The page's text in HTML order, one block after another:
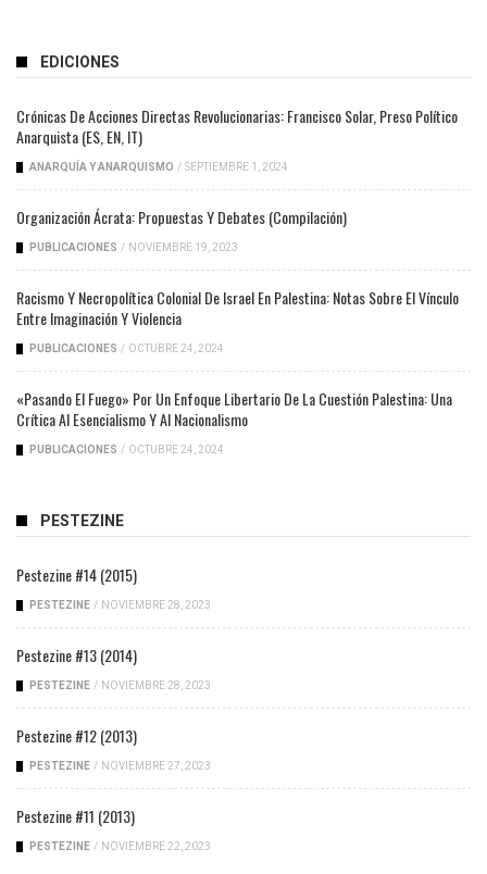
EDICIONES
Crónicas De Acciones Directas Revolucionarias: Francisco Solar, Preso Político
Anarquista (ES, EN, IT)
ANARQUÍA Y ANARQUISMO / SEPTIEMBRE 1, 2024
Organización Ácrata: Propuestas Y Debates (compilación)
PUBLICACIONES / NOVIEMBRE 19, 2023
Racismo Y Necropolítica Colonial De Israel En Palestina: Notas Sobre El Vínculo
Entre Imaginación Y Violencia
PUBLICACIONES / OCTUBRE 24, 2024
«Pasando El Fuego» Por Un Enfoque Libertario De La Cuestión Palestina: Una
Crítica Al Esencialismo Y Al Nacionalismo
PUBLICACIONES / OCTUBRE 24, 2024
PESTEZINE
Pestezine #14 (2015)
PESTEZINE / NOVIEMBRE 28, 2023
Pestezine #13 (2014)
PESTEZINE / NOVIEMBRE 28, 2023
Pestezine #12 (2013)
PESTEZINE / NOVIEMBRE 27, 2023
Pestezine #11 (2013)
PESTEZINE / NOVIEMBRE 22, 2023